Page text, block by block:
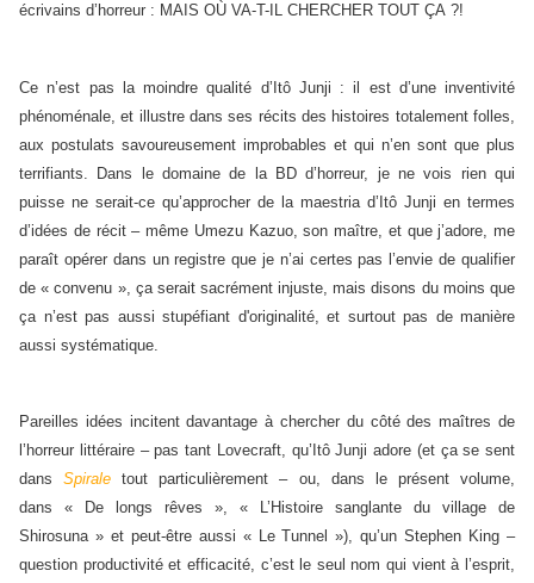
écrivains d’horreur : MAIS OÙ VA-T-IL CHERCHER TOUT ÇA ?!
Ce n’est pas la moindre qualité d’Itô Junji : il est d’une inventivité
phénoménale, et illustre dans ses récits des histoires totalement folles,
aux postulats savoureusement improbables et qui n’en sont que plus
terrifiants. Dans le domaine de la BD d’horreur, je ne vois rien qui
puisse ne serait-ce qu’approcher de la maestria d’Itô Junji en termes
d’idées de récit – même Umezu Kazuo, son maître, et que j’adore, me
paraît opérer dans un registre que je n’ai certes pas l’envie de qualifier
de « convenu », ça serait sacrément injuste, mais disons du moins que
ça n’est pas aussi stupéfiant d'originalité, et surtout pas de manière
aussi systématique.
Pareilles idées incitent davantage à chercher du côté des maîtres de
l’horreur littéraire – pas tant Lovecraft, qu’Itô Junji adore (et ça se sent
dansSpirale tout particulièrement – ou, dans le présent volume,
dans « De longs rêves », « L’Histoire sanglante du village de
Shirosuna » et peut-être aussi « Le Tunnel »), qu’un Stephen King –
question productivité et efficacité, c’est le seul nom qui vient à l’esprit,